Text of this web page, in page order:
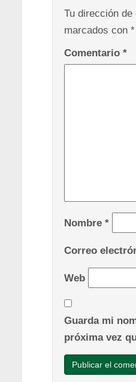
Tu dirección
marcados con *
Comentario *
Nombre *
Correo
Web
Guarda mi
próxima vez